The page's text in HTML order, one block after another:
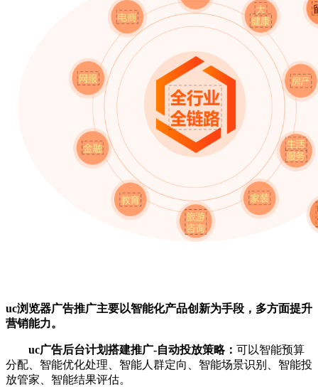
uc浏览器广告推广主要以智能化产品创新为手段，多方面提升
营销能力。
uc广告后台计划搭建推广-自动投放策略： 可以智能预算
分配、智能优化处理、智能人群定向、智能场景识别、智能投
放管家、智能结果评估。